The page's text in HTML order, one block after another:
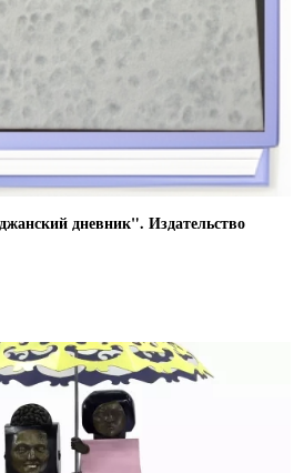
дневник". Издательство